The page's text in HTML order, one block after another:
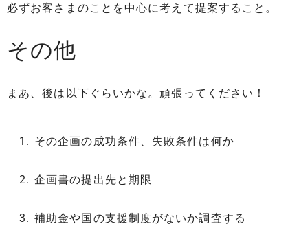
必ずお客さまのことを中心に考えて提案すること。
その他
まあ、後は以下ぐらいかな。頑張ってください！
その企画の成功条件、失敗条件は何か
企画書の提出先と期限
補助金や国の支援制度がないか調査する